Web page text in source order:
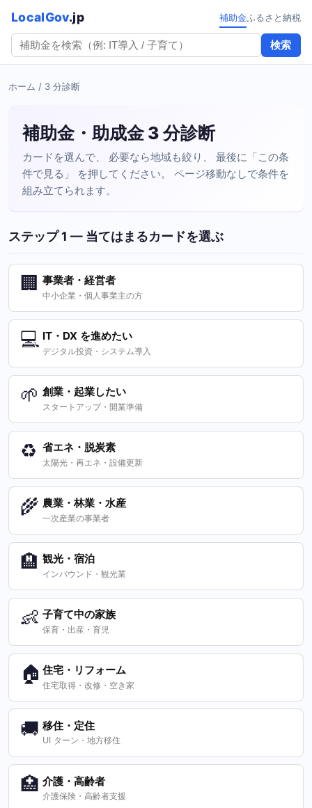
LocalGov.jp
検索
補助金ふるさと納税
ホーム / 3 分診断
補助金・助成金 3 分診断
カードを選んで、 必要なら地域も絞り、 最後に「この条
件で見る」 を押してください。 ページ移動なしで条件を
組み立てられます。
ステップ 1 — 当てはまるカードを選ぶ
🏢 事業者・経営者
中小企業・個人事業主の方
💻 IT・DX を進めたい
デジタル投資・システム導入
🌱 創業・起業したい
スタートアップ・開業準備
♻️ 省エネ・脱炭素
太陽光・再エネ・設備更新
🌾 農業・林業・水産
一次産業の事業者
🏨 観光・宿泊
インバウンド・観光業
👶 子育て中の家族
保育・出産・育児
🏠 住宅・リフォーム
住宅取得・改修・空き家
🚚 移住・定住
UI ターン・地方移住
🏥 介護・高齢者
介護保険・高齢者支援